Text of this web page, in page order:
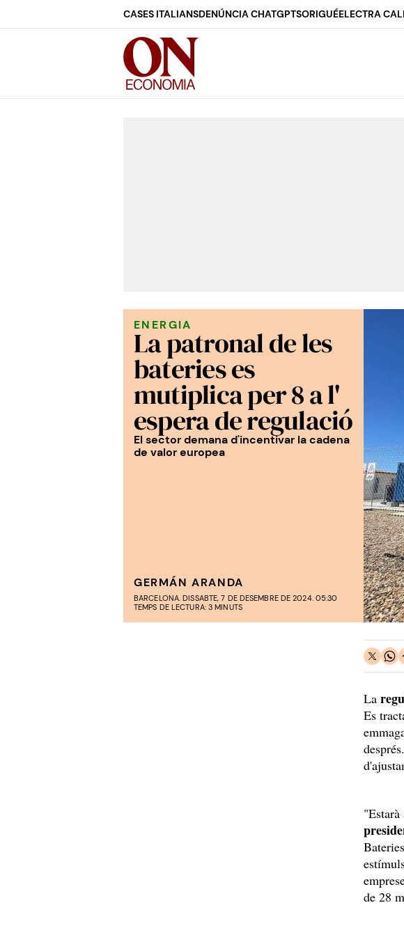
CASES ITALIANSDENÚNCIA CHATGPTSORIGUÉELECTRA
ENERGIA
La patronal de les
bateries es
mutiplica per 8 a l'
espera de regulació
El sector demana d'incentivar la cadena
de valor europea
GERMÁN ARANDA
BARCELONA. DISSABTE, 7 DE DESEMBRE DE 2024. 05:30
TEMPS DE LECTURA: 3 MINUTS
La
Es
de 28